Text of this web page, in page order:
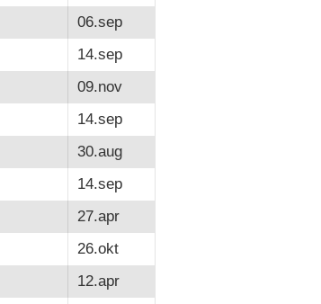
06.sep
14.sep
09.nov
14.sep
30.aug
14.sep
27.apr
26.okt
12.apr